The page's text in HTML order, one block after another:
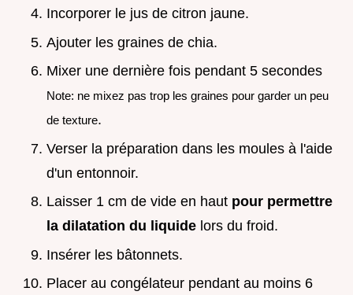
Incorporer le jus de citron jaune.
Ajouter les graines de chia.
Mixer une dernière fois pendant 5 secondes
Note: ne mixez pas trop les graines pour garder un peu
de texture.
Verser la préparation dans les moules à l'aide
d'un entonnoir.
Laisser 1 cm de vide en haut pour permettre
la dilatation du liquide lors du froid.
Insérer les bâtonnets.
Placer au congélateur pendant au moins 6